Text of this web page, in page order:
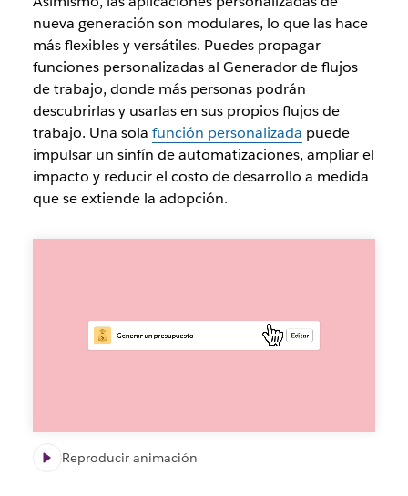
nueva generación son modulares, lo que las hace
más flexibles y versátiles. Puedes propagar
funciones personalizadas al Generador de flujos
de trabajo, donde más personas podrán
descubrirlas y usarlas en sus propios flujos de
trabajo. Una sola función personalizada puede
impulsar un sinfín de automatizaciones, ampliar el
impacto y reducir el costo de desarrollo a medida
que se extiende la adopción.
en
un
Reproducir animación